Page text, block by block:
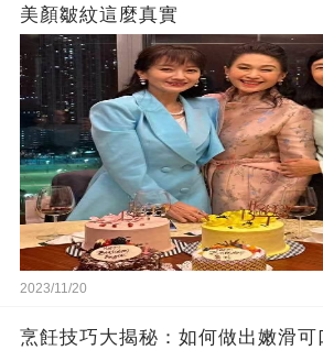
美顏皺紋這麼真實
2023/11/20
烹飪技巧大揭秘：如何做出嫩滑可